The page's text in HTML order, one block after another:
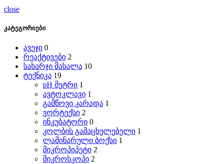
close
კატეგორიები
ავეჯი 0
რეაქტივები 2
სახარჯი მასალა 10
ტექნიკა 19
pH მეტრი 1
ავტოკლავი 1
გამწოვი კარადა 1
ვორტექსი 2
ინკუბატორი 0
კოლბის გამაცხელებელი 1
ლამინარული ბოქსი 1
მიკროპიპეტი 2
მიკროსკოპი 2